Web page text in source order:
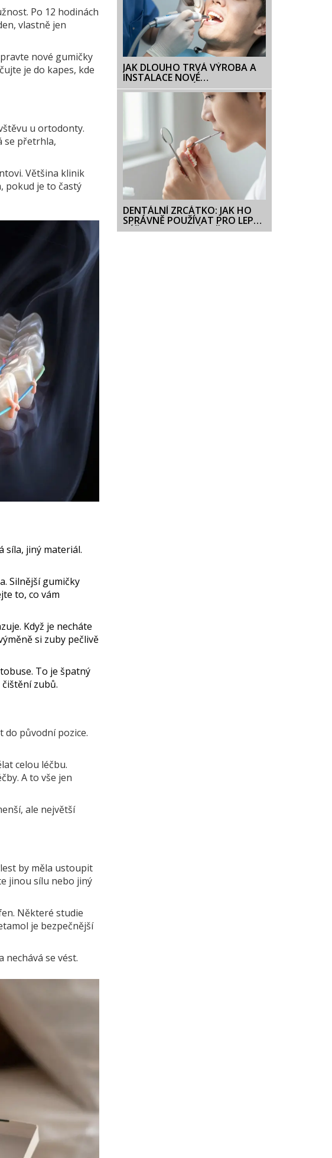
Po 12 hodinách
vlastně jen
nové gumičky
je do kapes, kde
u ortodonty.
se přetrhla,
Většina klinik
pokud je to častý
síla, jiný materiál.
Silnější gumičky
to, co vám
Když je necháte
si zuby pečlivě
To je špatný
zubů.
do původní pozice.
celou léčbu.
A to vše jen
ale největší
by měla ustoupit
jinou sílu nebo jiný
Některé studie
je bezpečnější
se vést.
JAK DLOUHO TRVÁ VÝROBA A
INSTALACE NOVÉ
CELOKERAMICKÉ KORUNKY?
DENTÁLNÍ ZRCÁTKO: JAK HO
SPRÁVNĚ POUŽÍVAT PRO LEPŠÍ
PÉČI O ZUBY A DÁSNĚ